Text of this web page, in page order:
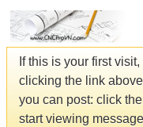
If this is your first
clicking the link
you can post: click
start viewing